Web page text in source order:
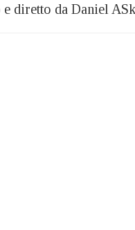
e diretto da Daniel